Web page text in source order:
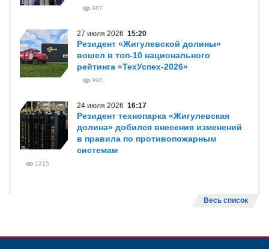
987
27 июля 2026 15:20
Резидент «Жигулевской долины»
вошел в топ-10 национального
рейтинга «ТехУспех-2026»
990
24 июля 2026 16:17
Резидент технопарка «Жигулевская
долина» добился внесения изменений
в правила по противопожарным
системам
1215
Весь список